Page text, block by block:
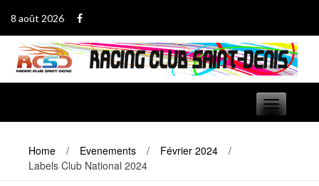
au
contenu
8 août 2026
Basculer
navigation
Home / Evenements / Février 2024
/
Labels Club National 2024